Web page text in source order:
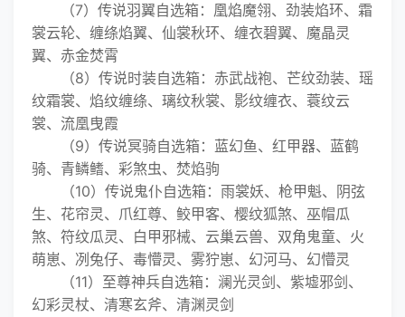
（7）传说羽翼自选箱：凰焰魔翎、劲装焰环、霜
裳云轮、缠绦焰翼、仙裳秋环、缠衣碧翼、魔晶灵
翼、赤金焚霄
（8）传说时装自选箱：赤武战袍、芒纹劲装、瑶
纹霜裳、焰纹缠绦、璃纹秋裳、影纹缠衣、蓑纹云
裳、流凰曳霞
（9）传说冥骑自选箱：蓝幻鱼、红甲器、蓝鹤
骑、青鳞鳍、彩煞虫、焚焰驹
（10）传说鬼仆自选箱：雨裳妖、枪甲魁、阴弦
生、花帘灵、爪红尊、鲛甲客、樱纹狐煞、巫帽瓜
煞、符纹瓜灵、白甲邪械、云巢云兽、双角鬼童、火
萌崽、冽兔仔、毒懵灵、雾狞崽、幻河马、幻懵灵
（11）至尊神兵自选箱：澜光灵剑、紫墟邪剑、
幻彩灵杖、清寒玄斧、清渊灵剑